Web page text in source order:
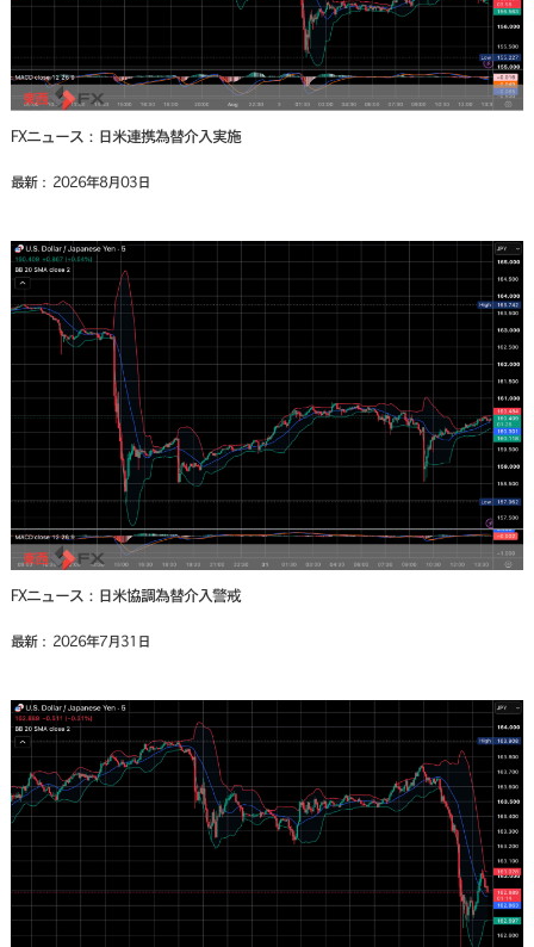
FXニュース：日米連携為替介入実施
最新： 2026年8月03日
FXニュース：日米協調為替介入警戒
最新： 2026年7月31日